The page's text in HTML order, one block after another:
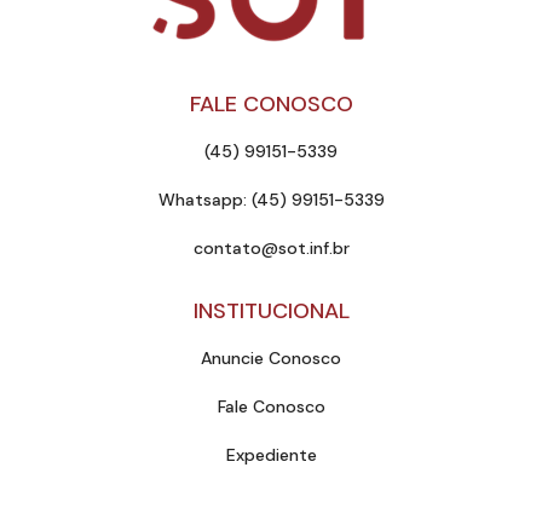
FALE CONOSCO
(45) 99151-5339
Whatsapp: (45) 99151-5339
contato@sot.inf.br
INSTITUCIONAL
Anuncie Conosco
Fale Conosco
Expediente